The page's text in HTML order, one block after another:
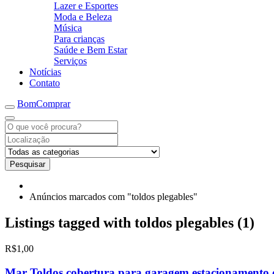
Lazer e Esportes
Moda e Beleza
Música
Para crianças
Saúde e Bem Estar
Serviços
Notícias
Contato
BomComprar
Pesquisar
Anúncios marcados com "toldos plegables"
Listings tagged with toldos plegables (1)
R$1,00